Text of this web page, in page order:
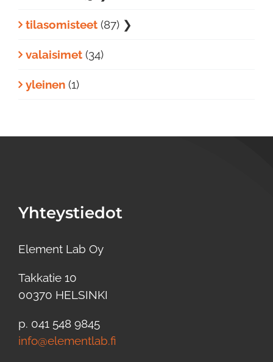
tilasomisteet (87) ❯
valaisimet (34)
yleinen (1)
Yhteystiedot
Element Lab Oy
Takkatie 10
00370 HELSINKI
p. 041 548 9845
info@elementlab.fi